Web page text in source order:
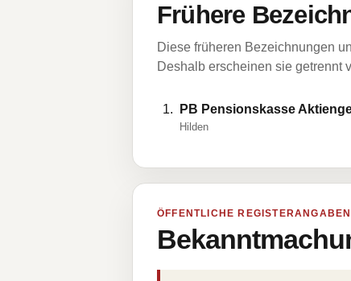
Frühere
Diese früheren Bezeichnungen
Deshalb erscheinen sie getrennt
PB Pensionskasse
Hilden
ÖFFENTLICHE REGISTERANGABEN